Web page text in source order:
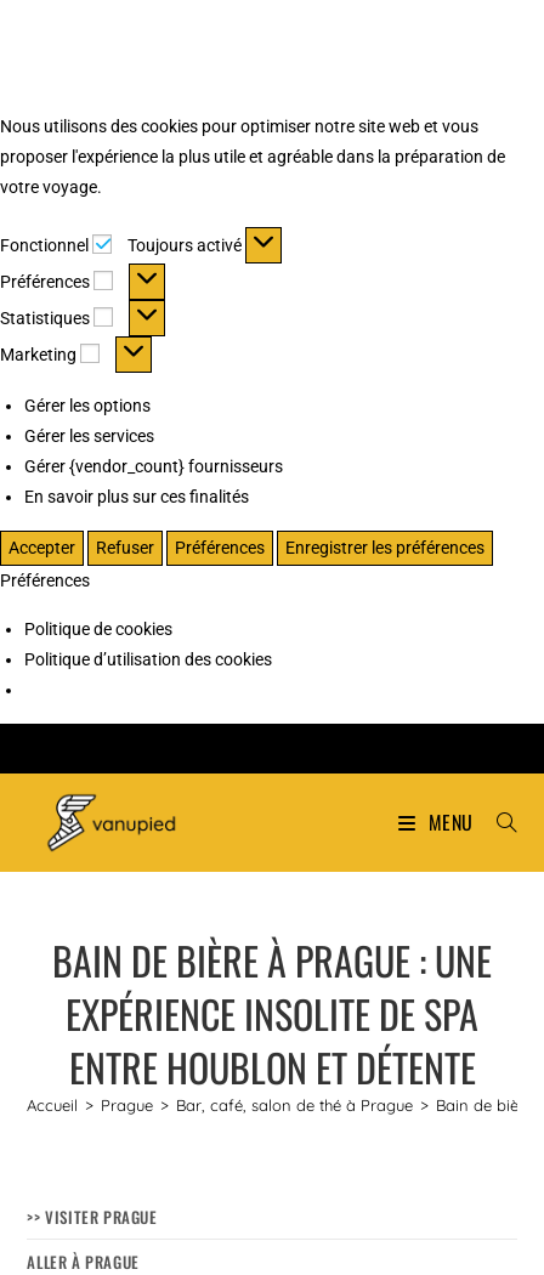
Nous utilisons des cookies pour optimiser notre site web et vous
proposer l'expérience la plus utile et agréable dans la préparation de
votre voyage.
Fonctionnel Fonctionnel
Toujours activé
Préférences
Préférences
Statistiques Statistiques
Marketing Marketing
Gérer les options
Gérer les services
Gérer {vendor_count} fournisseurs
En savoir plus sur ces finalités
Accepter Refuser Préférences
Enregistrer les préférences
Préférences
Politique de cookies
Politique d’utilisation des cookies
MENU
BAIN DE BIÈRE À PRAGUE : UNE
EXPÉRIENCE INSOLITE DE SPA
ENTRE HOUBLON ET DÉTENTE
Accueil > Prague > Bar, café, salon de thé à Prague > Bain de bière
>> VISITER PRAGUE
ALLER À PRAGUE